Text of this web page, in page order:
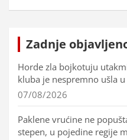
Zadnje
Horde zla bojkotuju
kluba je nespremno ušla u
07/08/2026
Paklene vrućine ne
stepen, u pojedine regije